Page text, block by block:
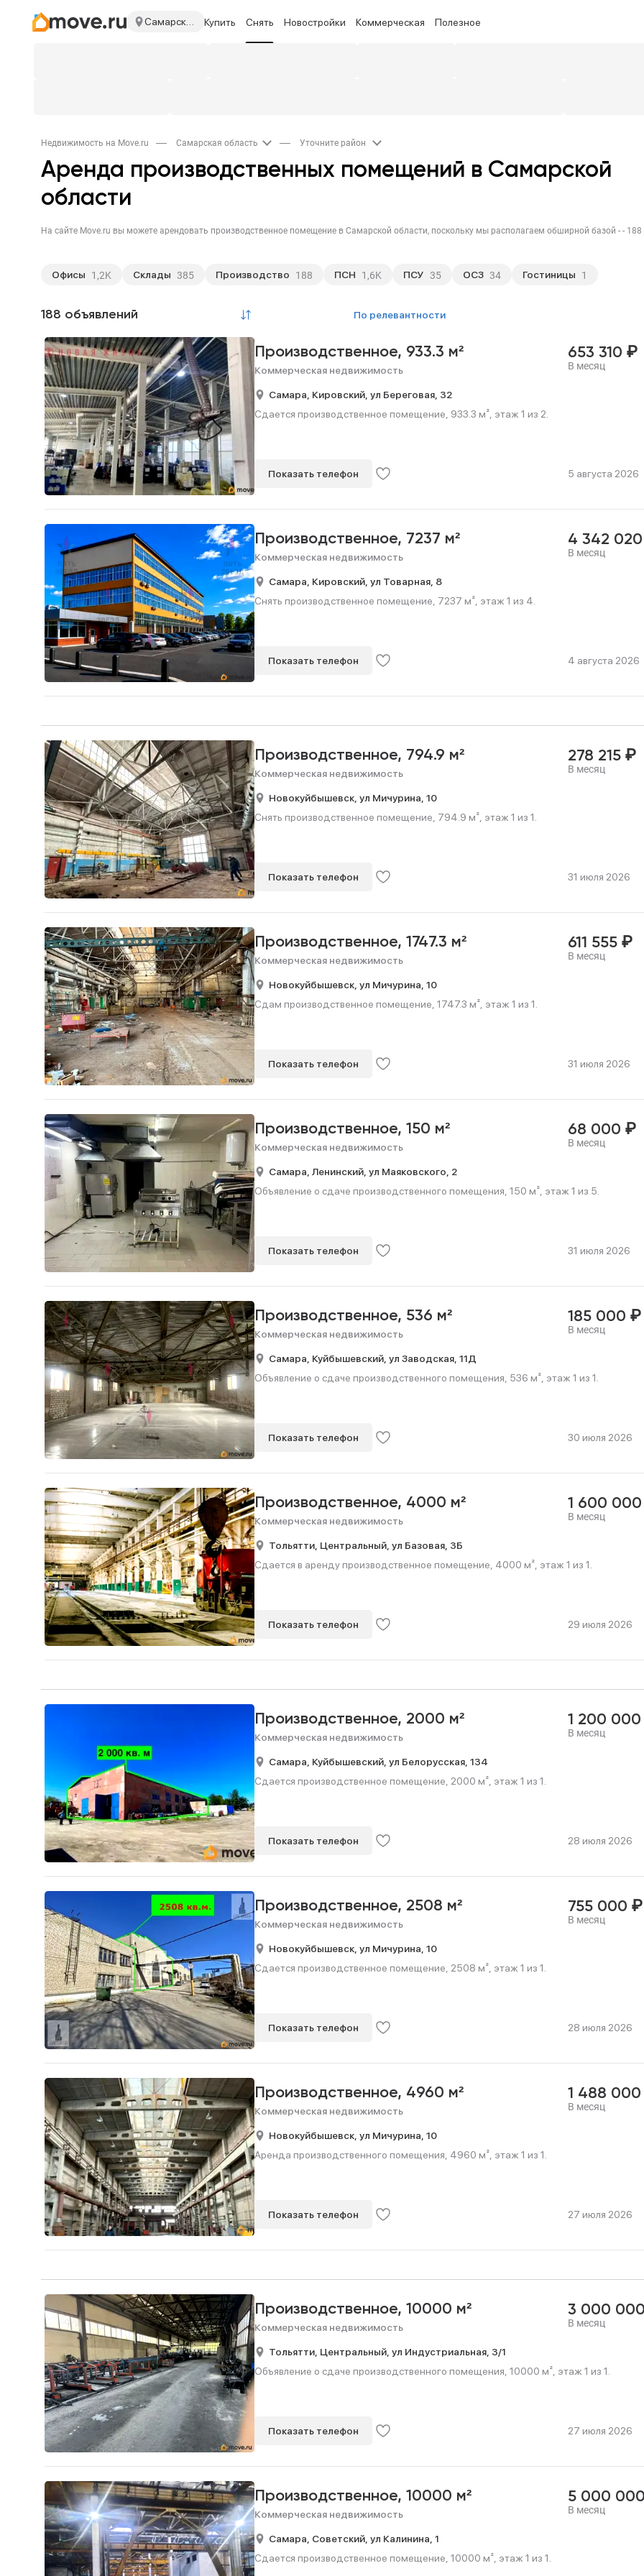
Самарская область Купить Снять Новостройки Коммерческая Полезное
Недвижимость на Move.ru Самарская область Уточните район
Аренда производственных помещений в Самарской
области
Офисы 1,2K Склады 385 Производство 188 ПСН 1,6K ПСУ 35 ОСЗ 34 Гостиницы
1
188 объявлений по релевантности
Производственное, 933.3 м²
Коммерческая недвижимость
653 310 ₽
В месяц
Самара, Кировский, ул Береговая, 32
Сдается производственное помещение, 933.3 м², этаж 1 из 2.
Показать телефон 5 августа 2026
Производственное, 7237 м²
Коммерческая недвижимость
4 342
В месяц
Самара, Кировский, ул Товарная, 8
Снять производственное помещение, 7237 м², этаж 1 из 4.
Показать телефон 4 августа 2026
Производственное, 794.9 м²
Коммерческая недвижимость
278 215 ₽
В месяц
Новокуйбышевск, ул Мичурина, 10
Снять производственное помещение, 794.9 м², этаж 1 из 1.
Показать телефон 31 июля 2026
Производственное, 1747.3 м²
Коммерческая недвижимость
611 555 ₽
В месяц
Новокуйбышевск, ул Мичурина, 10
Сдам производственное помещение, 1747.3 м², этаж 1 из 1.
Показать телефон 31 июля 2026
Производственное, 150 м²
Коммерческая недвижимость
68 000 ₽
В месяц
Самара, Ленинский, ул Маяковского, 2
Объявление о сдаче производственного помещения, 150 м², этаж 1 из 5.
Показать телефон 31 июля 2026
Производственное, 536 м²
Коммерческая недвижимость
185 000 ₽
В месяц
Самара, Куйбышевский, ул Заводская, 11Д
Объявление о сдаче производственного помещения, 536 м², этаж 1 из 1.
Показать телефон 30 июля 2026
Производственное, 4000 м²
Коммерческая недвижимость
1 600
В месяц
Тольятти, Центральный, ул Базовая, 3Б
Сдается в аренду производственное помещение, 4000 м², этаж 1 из 1.
Показать телефон 29 июля 2026
Производственное, 2000 м²
Коммерческая недвижимость
1 200
В месяц
Самара, Куйбышевский, ул Белорусская, 134
Сдается производственное помещение, 2000 м², этаж 1 из 1.
Показать телефон 28 июля 2026
Производственное, 2508 м²
Коммерческая недвижимость
755 000 ₽
В месяц
Новокуйбышевск, ул Мичурина, 10
Сдается производственное помещение, 2508 м², этаж 1 из 1.
Показать телефон 28 июля 2026
Производственное, 4960 м²
Коммерческая недвижимость
1 488
В месяц
Новокуйбышевск, ул Мичурина, 10
Аренда производственного помещения, 4960 м², этаж 1 из 1.
Показать телефон 27 июля 2026
Производственное, 10000 м²
Коммерческая недвижимость
3 000
В месяц
Тольятти, Центральный, ул Индустриальная, 3/1
Объявление о сдаче производственного помещения, 10000 м², этаж 1 из 1.
Показать телефон 27 июля 2026
Производственное, 10000 м²
Коммерческая недвижимость
5 000
В месяц
Самара, Советский, ул Калинина, 1
Сдается производственное помещение, 10000 м², этаж 1 из 1.